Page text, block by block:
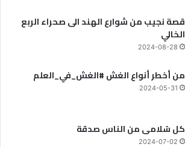
قصة نجيب من شوارع الهند الى صحراء الربع
الخالي
2024-08-28
من أخطر أنواع الغش #الغش_في_العلم
2024-05-31
كل سُلامى من الناس صدقة
2024-07-02